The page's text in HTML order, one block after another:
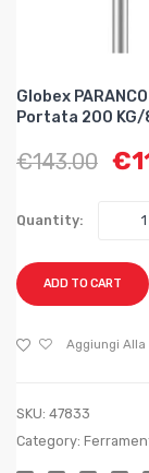
Globex
Portata 200
€143.00 €
Quantity:
ADD TO CART
Aggiungi Alla
SKU: 47833
Category: